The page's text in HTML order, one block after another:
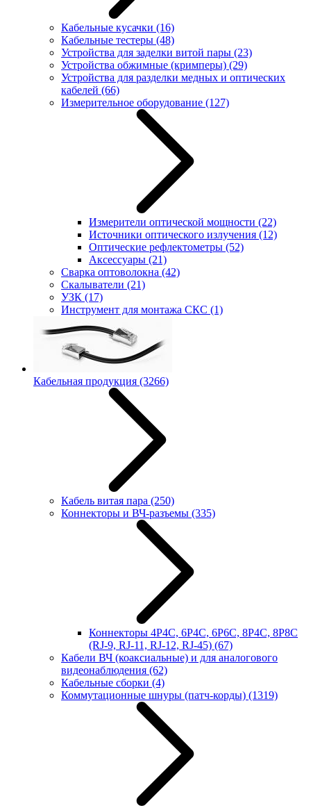
Кабельные кусачки (16)
Кабельные тестеры (48)
Устройства для заделки витой пары (23)
Устройства обжимные (кримперы) (29)
Устройства для разделки медных и оптических
кабелей (66)
Измерительное оборудование (127)
Измерители оптической мощности (22)
Источники оптического излучения (12)
Оптические рефлектометры (52)
Аксессуары (21)
Сварка оптоволокна (42)
Скалыватели (21)
УЗК (17)
Инструмент для монтажа СКС (1)
Кабельная продукция (3266)
Кабель витая пара (250)
Коннекторы и ВЧ-разъемы (335)
Коннекторы 4P4C, 6P4C, 6P6C, 8P4C, 8P8C
(RJ-9, RJ-11, RJ-12, RJ-45) (67)
Кабели ВЧ (коаксиальные) и для аналогового
видеонаблюдения (62)
Кабельные сборки (4)
Коммутационные шнуры (патч-корды) (1319)